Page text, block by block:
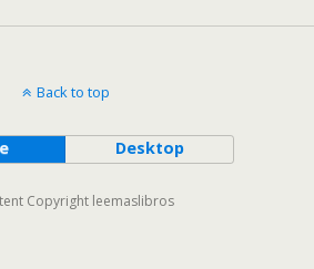
Back to top
Desktop
Copyright leemaslibros